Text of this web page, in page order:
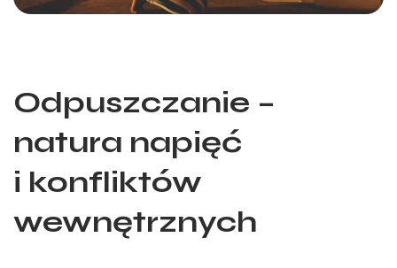
Odpuszczanie –
natura napięć
i konfliktów
wewnętrznych